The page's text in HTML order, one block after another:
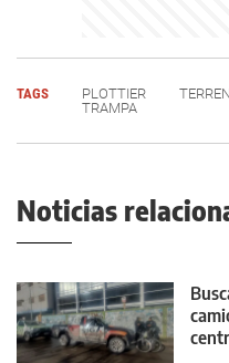
TAGS PLOTTIER
TRAMPA
Noticias